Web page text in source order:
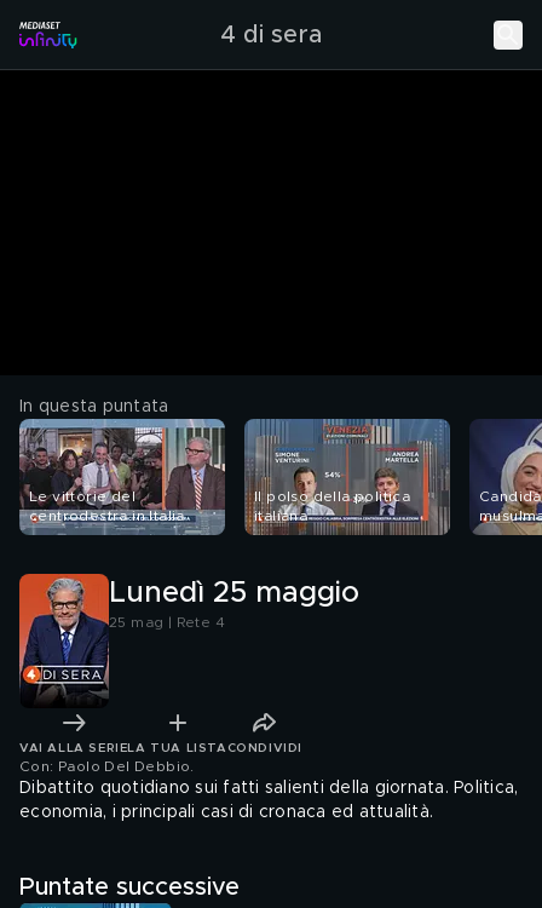
4 di sera
In questa puntata
Le vittorie del
centrodestra in Italia
Il polso della politica
italiana
Lunedì 25 maggio
25 mag | Rete 4
VAI ALLA SERIE LA TUA LISTA CONDIVIDI
Con: Paolo Del Debbio
Dibattito quotidiano sui fatti salienti della giornata. Politica,
economia, i principali casi di cronaca ed attualità.
Puntate successive